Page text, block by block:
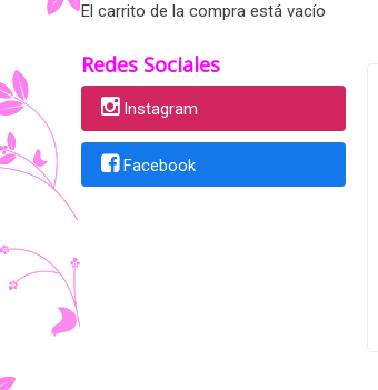
El carrito de la compra está vacío
Redes Sociales
Instagram
Facebook